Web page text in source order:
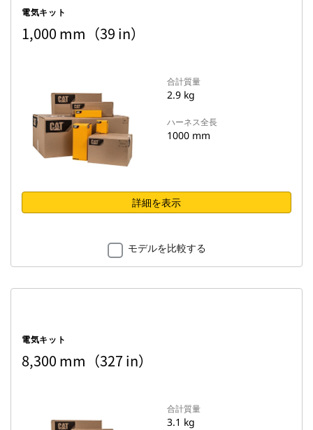
電気キット
1,000 mm（39 in）
合計質量
2.9 kg
ハーネス全長
1000 mm
詳細を表示
モデルを比較する
電気キット
8,300 mm（327 in）
合計質量
3.1 kg